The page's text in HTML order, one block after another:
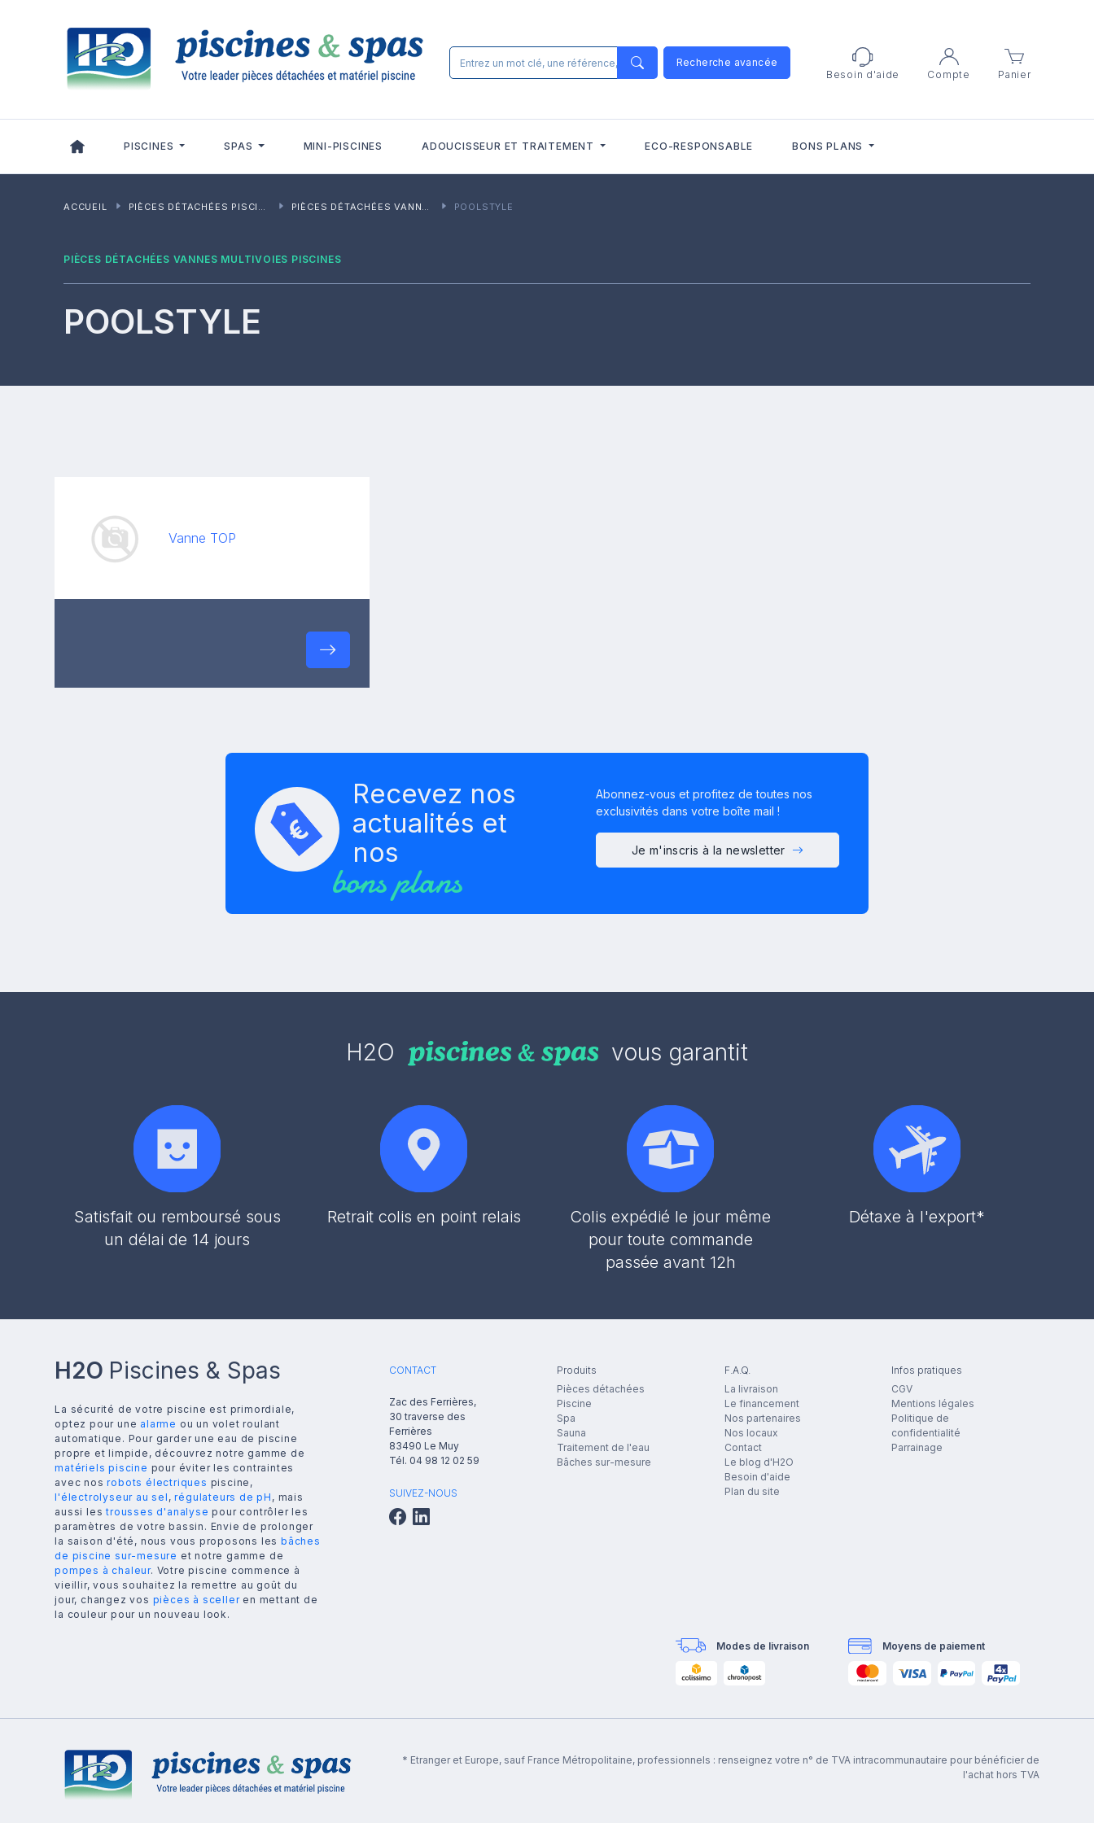
Recherche avancée
Besoin d'aide
Compte Panier
PISCINES SPAS MINI-PISCINES ADOUCISSEUR ET TRAITEMENT ECO-RESPONSABLE BONS PLANS
ACCUEIL PIÈCES DÉTACHÉES PISCINES PIÈCES DÉTACHÉES VANNES MULTIVOIES PISCINES POOLSTYLE
PIÈCES DÉTACHÉES VANNES MULTIVOIES PISCINES
POOLSTYLE
Vanne TOP
Recevez nos
actualités et
nos
bons plans
Abonnez-vous et profitez de toutes nos
exclusivités dans votre boîte mail !
Je m'inscris à la newsletter
H2O vous garantit
Satisfait ou remboursé sous
un délai de 14 jours
Retrait colis en point relais
Colis expédié le jour même
pour toute commande
passée avant 12h
Détaxe à l'export*
H2O Piscines & Spas
La sécurité de votre piscine est primordiale,
optez pour une alarme ou un volet roulant
automatique. Pour garder une eau de piscine
propre et limpide, découvrez notre gamme de
matériels piscine pour éviter les contraintes
avec nosrobots électriques piscine,
l'électrolyseur au sel ,régulateurs de pH , mais
aussi lestrousses d'analyse pour contrôler les
paramètres de votre bassin. Envie de prolonger
la saison d'été, nous vous proposons les bâches
de piscine sur-mesure et notre gamme de
pompes à chaleur. Votre piscine commence à
vieillir, vous souhaitez la remettre au goût du
jour, changez vos pièces à scelleren mettant de
la couleur pour un nouveau look.
CONTACT
Zac des Ferrières,
30 traverse des
Ferrières
83490 Le Muy
Tél. 04 98 12 02 59
SUIVEZ-NOUS
Produits
Pièces détachées
Piscine
Spa
Sauna
Traitement de l'eau
Bâches sur-mesure
F.A.Q.
La livraison
Le financement
Nos partenaires
Nos locaux
Contact
Le blog d'H2O
Besoin d'aide
Plan du site
Infos pratiques
CGV
Mentions légales
Politique de
confidentialité
Parrainage
Modes de livraison Moyens de paiement
* Etranger et Europe, sauf France Métropolitaine, professionnels : renseignez votre n° de TVA intracommunautaire pour bénéficier de
l'achat hors TVA